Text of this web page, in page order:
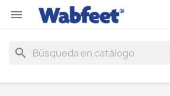

search